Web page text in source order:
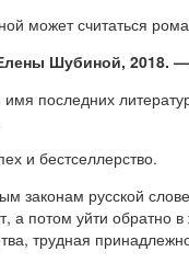
может считаться
Шубиной, 2018. —
последних
и бестселлерство.
законам русской
а потом уйти
трудная